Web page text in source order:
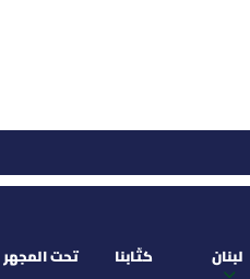
لبنان كتّابنا تحت المجهر